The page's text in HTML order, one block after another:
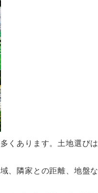
くあります。土地選びは
、隣家との距離、地盤な